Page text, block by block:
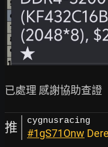
推 cygnusracing
#1gS71Onw